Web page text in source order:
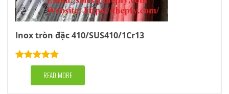
Inox tròn đặc 410/SUS410/1Cr13
Rated5.00
out of 5READ MORE